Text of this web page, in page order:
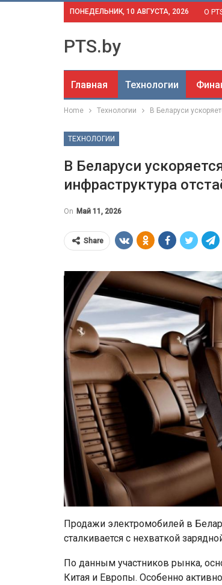
ПОНЕДЕЛЬНИК, 10 АВГУСТА, 2026 О
PTS.by
Главная Технологии
Home Технологии В Беларуси
ТЕХНОЛОГИИ
В Беларуси
инфраструктура
On Май 11, 2026
Share
Продажи электромобилей в
сталкивается с нехваткой
По данным участников рынка,
Китая и Европы. Особенно